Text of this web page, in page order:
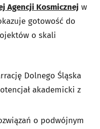
Agencji Kosmicznej w
gotowość do
o skali
Dolnego Śląska
akademicki z
o podwójnym